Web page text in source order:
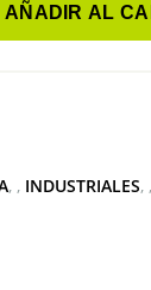
AÑADIR AL
, INDUSTRIALES ,